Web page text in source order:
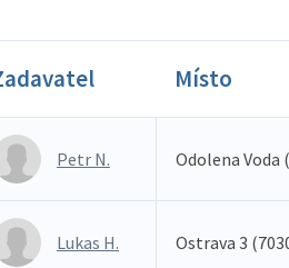
Místo
Petr N. Odolena Voda
Lukas H. Ostrava 3